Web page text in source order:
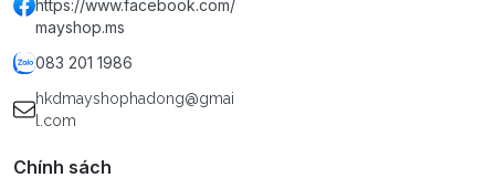
https://www.facebook.com/
mayshop.ms
083 201 1986
hkdmayshophadong@gmai
l.com
Chính sách